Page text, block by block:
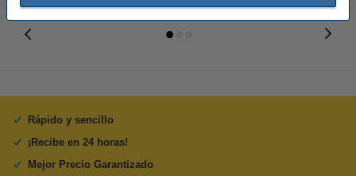
Rápido y sencillo
¡Recibe en 24 horas!
Mejor Precio Garantizado